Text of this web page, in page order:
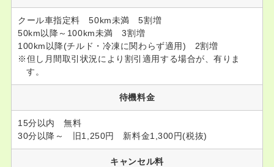
クール車指定料 50km未満 5割増
50km以降～100km未満 3割増
100km以降(チルド・冷凍に関わらず適用) 2割増
但し月間取引状況により割引適用する場合が、有りま
す。
待機料金
15分以内 無料
30分以降～ 旧1,250円 新料金1,300円(税抜)
キャンセル料